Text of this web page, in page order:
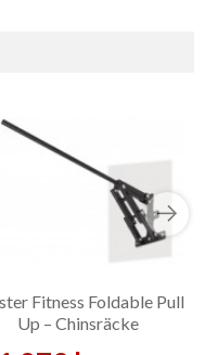
Fitness Foldable Pull
Up – Chinsräcke